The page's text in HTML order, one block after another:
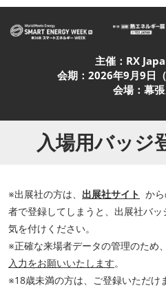
主催：RX
会期：2026年9月9日
会場：幕
入場用バッジ
※出展社の方は、 出展社サイト か
者で登録してしまうと、出展社バ
気を付けください。
※正確な来場者データの管理のため、
入力をお願いいたします。
※18歳未満の方は、ご登録いただけ